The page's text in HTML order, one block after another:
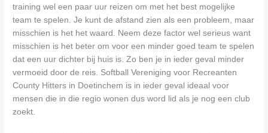
training wel een paar uur reizen om met het best mogelijke
team te spelen. Je kunt de afstand zien als een probleem, maar
misschien is het het waard. Neem deze factor wel serieus want
misschien is het beter om voor een minder goed team te spelen
dat een uur dichter bij huis is. Zo ben je in ieder geval minder
vermoeid door de reis. Softball Vereniging voor Recreanten
County Hitters in Doetinchem is in ieder geval ideaal voor
mensen die in die regio wonen dus word lid als je nog een club
zoekt.